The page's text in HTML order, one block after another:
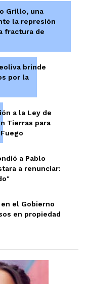
Grillo, una
la represión
fractura de
brinde
por la
a la Ley de
Tierras para
a Pablo
a renunciar:
el Gobierno
en propiedad